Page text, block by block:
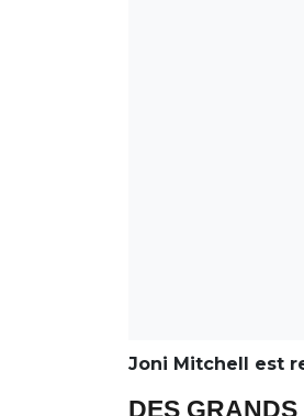
Joni Mitchell est
DES